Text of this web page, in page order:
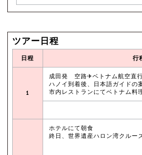
ツアー日程
日程 行
1
成田発 空路✈ベトナム航空直行
ハノイ到着後、日本語ガイドの
市内レストランにてベトナム料
ホテルにて朝食
終日、世界遺産ハロン湾クルー